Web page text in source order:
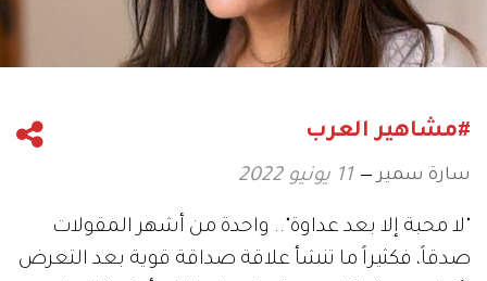
#مشاهير العرب
سارة سمير 11 يونيو 2022
"لا محبة إلا بعد عداوة".. واحدة من أشهر المقولات
صدقاً، فكثيراً ما تنشأ علاقة صداقة قوية بعد التعرض